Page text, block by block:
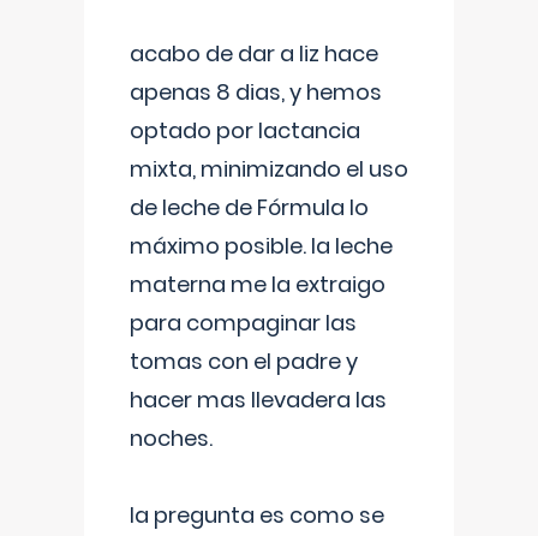
acabo de dar a liz hace
apenas 8 dias, y hemos
optado por lactancia
mixta, minimizando el uso
de leche de Fórmula lo
máximo posible. la leche
materna me la extraigo
para compaginar las
tomas con el padre y
hacer mas llevadera las
noches.
la pregunta es como se